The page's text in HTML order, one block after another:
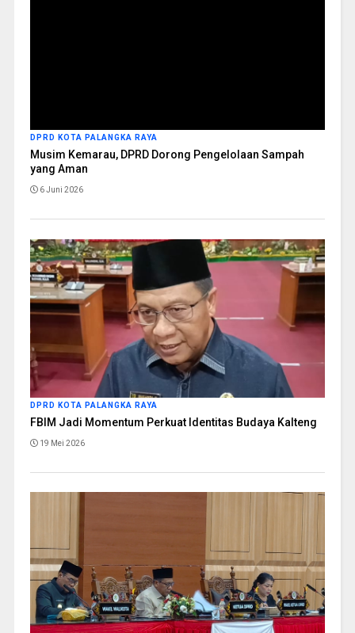
DPRD KOTA PALANGKA RAYA
Musim Kemarau, DPRD Dorong Pengelolaan Sampah
yang Aman
6 Juni 2026
DPRD KOTA PALANGKA RAYA
FBIM Jadi Momentum Perkuat Identitas Budaya Kalteng
19 Mei 2026